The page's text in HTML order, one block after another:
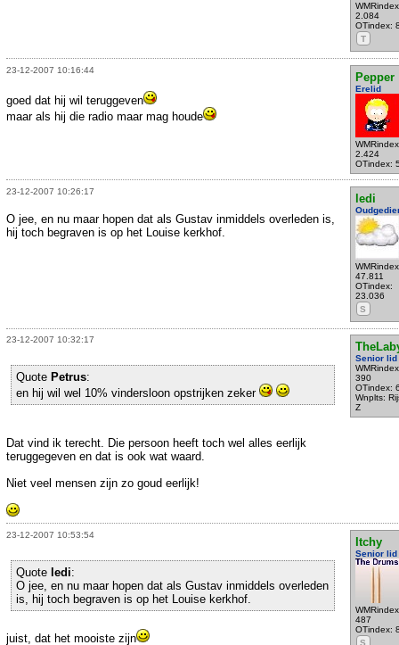
2.084
OTindex:
T
23-12-2007 10:16:44
Pepper
Erelid
2.424
OTindex:
goed dat hij wil teruggeven
maar als hij die radio maar mag houde
23-12-2007 10:26:17
ledi
47.811
OTindex:
23.036
S
O jee, en nu maar hopen dat als Gustav inmiddels overleden is,
hij toch begraven is op het Louise kerkhof.
23-12-2007 10:32:17
Senior lid
390
OTindex:
Wnplts:
Z
Quote Petrus:
en hij wil wel 10% vindersloon opstrijken zeker
Dat vind ik terecht. Die persoon heeft toch wel alles eerlijk
teruggegeven en dat is ook wat waard.
Niet veel mensen zijn zo goud eerlijk!
23-12-2007 10:53:54
Itchy
Senior lid
487
OTindex:
S
Quote ledi:
O jee, en nu maar hopen dat als Gustav inmiddels overleden
is, hij toch begraven is op het Louise kerkhof.
juist, dat het mooiste zijn